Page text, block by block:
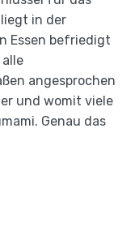
liegt in der
Essen befriedigt
angesprochen
und womit viele
Genau das